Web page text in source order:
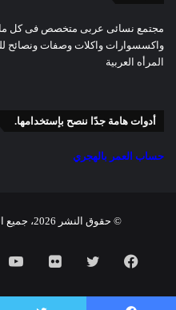
مجتمع نسائى عربى متخصص فى كل ما
واكسسوارات واكلات وصفات ونصائح
المرأه العربية
أدوات هامة جدًا ننصح بإستخدامها.
حساب العمر بالهجري
© حقوق النشر 2026، جميع الحقوق محفوظة |
فيسبوك تويتر صور
من